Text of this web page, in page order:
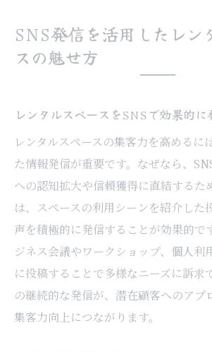
SNS発信を活用したレン
スの魅せ方
レンタルスペースをSNSで効果的に
レンタルスペースの集客力を高めるに
た情報発信が重要です。なぜなら、
への認知拡大や信頼獲得に直結するた
は、スペースの利用シーンを紹介した
声を積極的に発信することが効果的で
ジネス会議やワークショップ、個人利
に投稿することで多様なニーズに訴求
の継続的な発信が、潜在顧客へのアプ
集客力向上につながります。